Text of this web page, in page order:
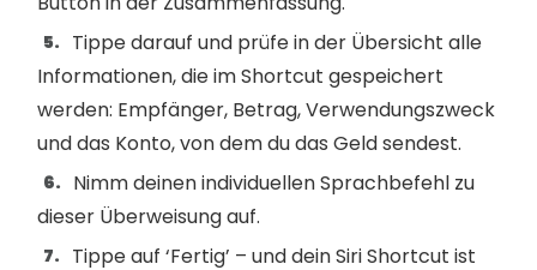
Tippe darauf und prüfe in der Übersicht alle
Informationen, die im Shortcut gespeichert
werden: Empfänger, Betrag, Verwendungszweck
und das Konto, von dem du das Geld sendest.
Nimm deinen individuellen Sprachbefehl zu
dieser Überweisung auf.
Tippe auf ‘Fertig’ – und dein Siri Shortcut ist